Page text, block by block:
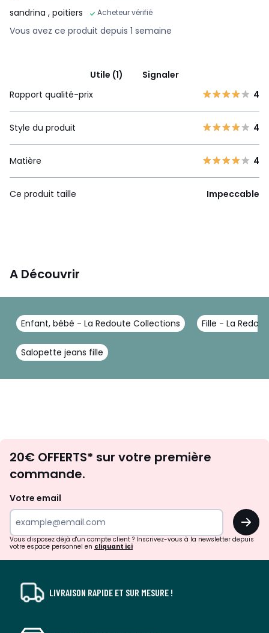
sandrina , poitiers Acheteur vérifié
Vous avez ce produit depuis 1 semaine
Utile (1)
Signaler
Rapport qualité-prix
4
Style du produit 4
Matière 4
Ce produit taille Impeccable
A Découvrir
Enfant, bébé - La Redoute Collections Fille - La
Salopette jeans fille
d'inspirations
surprises?
20€ OFFERTS* sur votre première
commande.
Votre email
OK
Vous disposez déjà d'un compte client ? Inscrivez-vous à la newsletter depuis
votre espace personnel en cliquant ici
LIVRAISON RAPIDE ET SUR MESURE !